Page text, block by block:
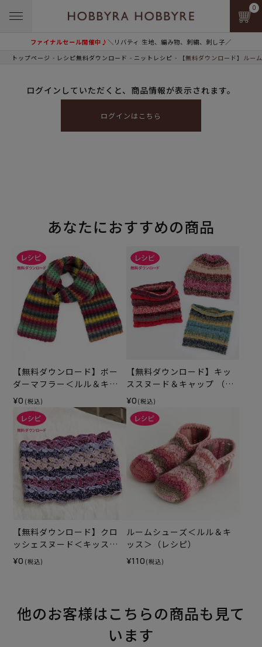
ファイナルセール開催中♪＼リバティ 生地、編み物、刺繍、刺し子／
0
トップページ レシピ無料ダウンロード ニットレシピ 【無料ダウンロード】ルー
ログインしていただくと、商品情報が表示されます。
ログインはこちら
あなたにおすすめの商品
【無料ダウンロード】ボー
ダーマフラー＜ルル＆キッ
ス＞（レシピ）
¥0 (税込)
【無料ダウンロード】キッ
ススヌード＆キャップ （レ
シピ）
¥0 (税込)
【無料ダウンロード】クロ
ッシェスヌード＜キッス＞
（レシピ）
¥0 (税込)
ルームシューズ＜ルル＆キ
ッス＞（レシピ）
¥110 (税込)
他のお客様はこちらの商品も見て
います